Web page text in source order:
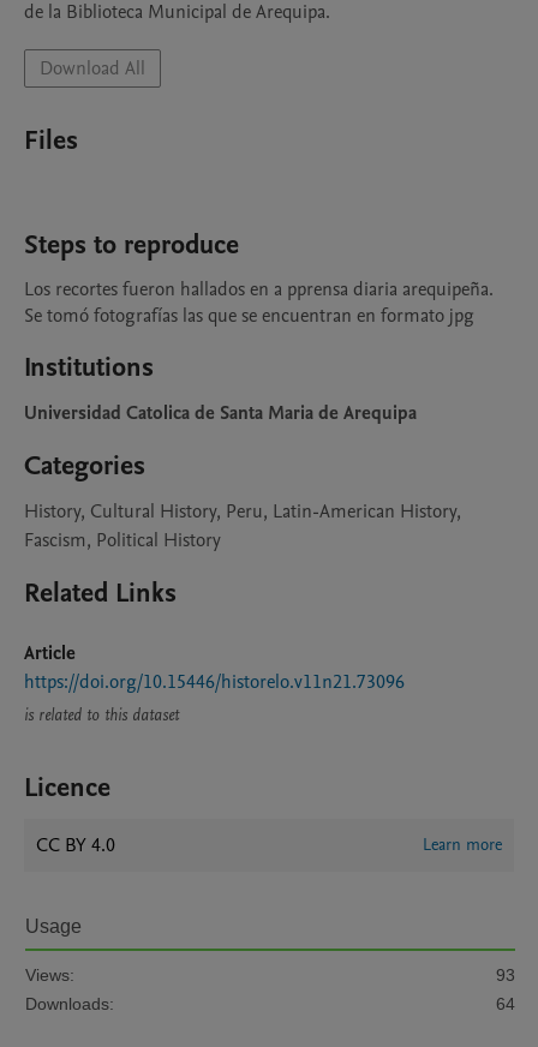
Download All
Files
Steps to reproduce
Los recortes fueron hallados en a pprensa diaria arequipeña.
Se tomó fotografías las que se encuentran en formato jpg
Institutions
Universidad Catolica de Santa Maria de Arequipa
Categories
History, Cultural History, Peru, Latin-American History,
Fascism, Political History
Related Links
Article
https://doi.org/10.15446/historelo.v11n21.73096
is related to this dataset
Licence
CC BY 4.0 Learn more
Usage
Views:
93
Downloads:
64